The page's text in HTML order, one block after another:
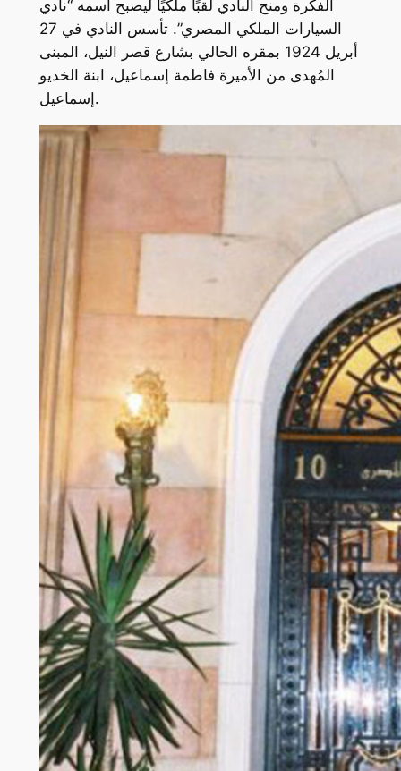
الفكرة ومنح النادي لقبًا ملكيًا ليصبح اسمه “نادي
السيارات الملكي المصري”. تأسس النادي في 27
أبريل 1924 بمقره الحالي بشارع قصر النيل، المبنى
المُهدى من الأميرة فاطمة إسماعيل، ابنة الخديو
إسماعيل.